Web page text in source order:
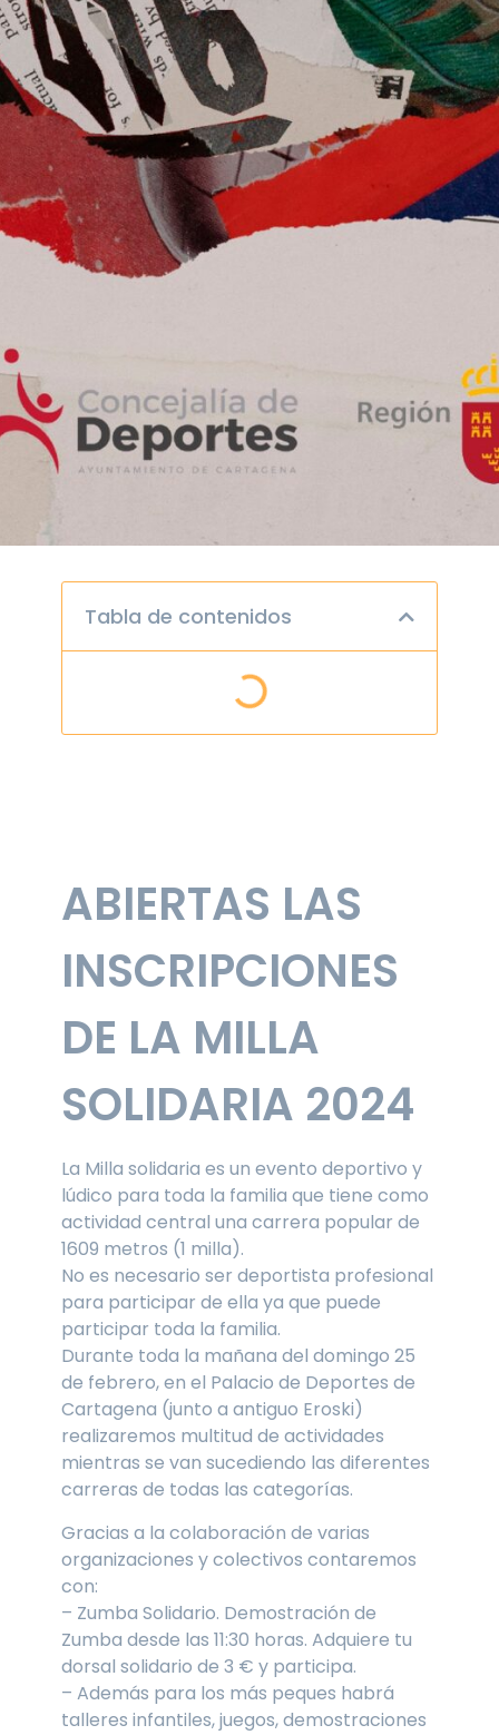
ABIERTAS LAS
INSCRIPCIONES
DE LA MILLA
SOLIDARIA 2024
La Milla solidaria es un evento deportivo y
lúdico para toda la familia que tiene como
actividad central una carrera popular de
1609 metros (1 milla).
No es necesario ser deportista profesional
para participar de ella ya que puede
participar toda la familia.
Durante toda la mañana del domingo 25
de febrero, en el Palacio de Deportes de
Cartagena (junto a antiguo Eroski)
realizaremos multitud de actividades
mientras se van sucediendo las diferentes
carreras de todas las categorías.
Gracias a la colaboración de varias
organizaciones y colectivos contaremos
con:
– Zumba Solidario. Demostración de
Zumba desde las 11:30 horas. Adquiere tu
dorsal solidario de 3 € y participa.
– Además para los más peques habrá
talleres infantiles, juegos, demostraciones
Tabla de contenidos